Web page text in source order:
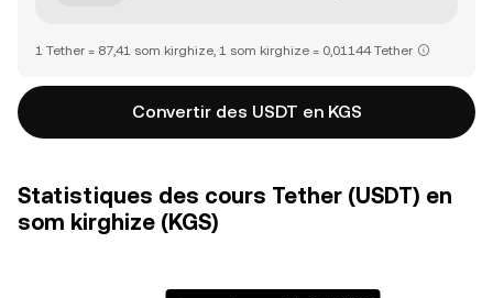
1 Tether = 87,41 som kirghize, 1 som kirghize = 0,01144 Tether
Convertir des USDT en KGS
Statistiques des cours Tether (USDT) en
som kirghize (KGS)